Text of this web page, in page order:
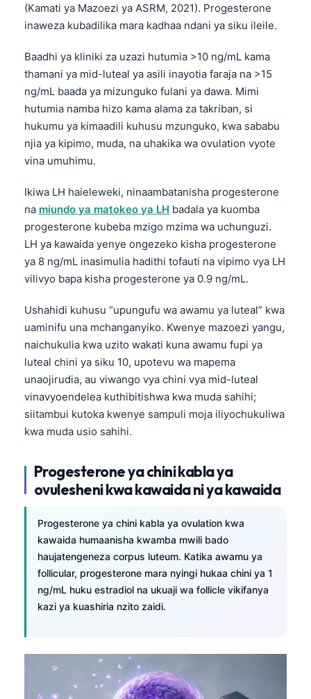
(Kamati ya Mazoezi ya ASRM, 2021). Progesterone
inaweza kubadilika mara kadhaa ndani ya siku ileile.
Baadhi ya kliniki za uzazi hutumia >10 ng/mL kama
thamani ya mid-luteal ya asili inayotia faraja na >15
ng/mL baada ya mizunguko fulani ya dawa. Mimi
hutumia namba hizo kama alama za takriban, si
hukumu ya kimaadili kuhusu mzunguko, kwa sababu
njia ya kipimo, muda, na uhakika wa ovulation vyote
vina umuhimu.
Ikiwa LH haieleweki, ninaambatanisha progesterone
na miundo ya matokeo ya LH badala ya kuomba
progesterone kubeba mzigo mzima wa uchunguzi.
LH ya kawaida yenye ongezeko kisha progesterone
ya 8 ng/mL inasimulia hadithi tofauti na vipimo vya LH
vilivyo bapa kisha progesterone ya 0.9 ng/mL.
Ushahidi kuhusu “upungufu wa awamu ya luteal” kwa
uaminifu una mchanganyiko. Kwenye mazoezi yangu,
naichukulia kwa uzito wakati kuna awamu fupi ya
luteal chini ya siku 10, upotevu wa mapema
unaojirudia, au viwango vya chini vya mid-luteal
vinavyoendelea kuthibitishwa kwa muda sahihi;
siitambui kutoka kwenye sampuli moja iliyochukuliwa
kwa muda usio sahihi.
Progesterone ya chini kabla ya
ovulesheni kwa kawaida ni ya kawaida
Progesterone ya chini kabla ya ovulation kwa
kawaida humaanisha kwamba mwili bado
haujatengeneza corpus luteum. Katika awamu ya
follicular, progesterone mara nyingi hukaa chini ya 1
ng/mL huku estradiol na ukuaji wa follicle vikifanya
kazi ya kuashiria nzito zaidi.